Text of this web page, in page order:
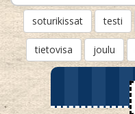
soturikissat testi
tietovisa joulu